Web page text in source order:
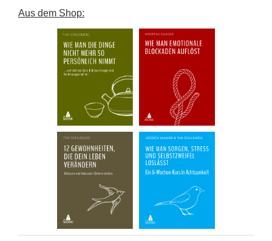
Aus dem Shop: